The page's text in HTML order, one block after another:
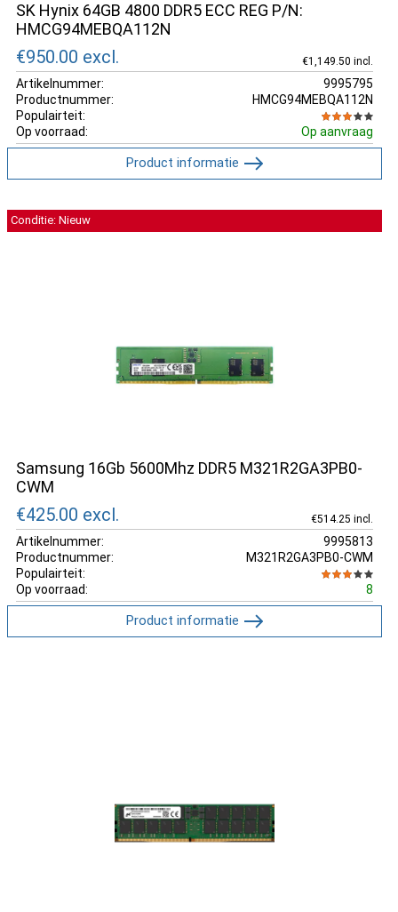
SK Hynix 64GB 4800 DDR5 ECC REG P/N:
HMCG94MEBQA112N
€950.00 excl. €1,149.50 incl.
Artikelnummer:
9995795
Productnummer:
HMCG94MEBQA112N
Populairteit:
Op voorraad:
Op aanvraag
Product informatie
Samsung 16Gb 5600Mhz DDR5 M321R2GA3PB0-
CWM
€425.00 excl. €514.25 incl.
Artikelnummer:
9995813
Productnummer:
M321R2GA3PB0-CWM
Populairteit:
Op voorraad:
8
Conditie: Nieuw
Product informatie